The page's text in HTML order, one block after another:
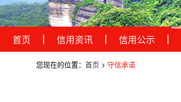
首页 信用资讯 信用公示
您现在的位置： 首页 > 守信承诺